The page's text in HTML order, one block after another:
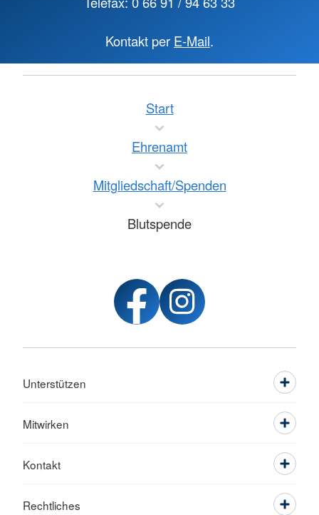
Kontakt per E-Mail.
Start
Ehrenamt
Mitgliedschaft/Spenden
Blutspende
Unterstützen
Mitwirken
Kontakt
Rechtliches